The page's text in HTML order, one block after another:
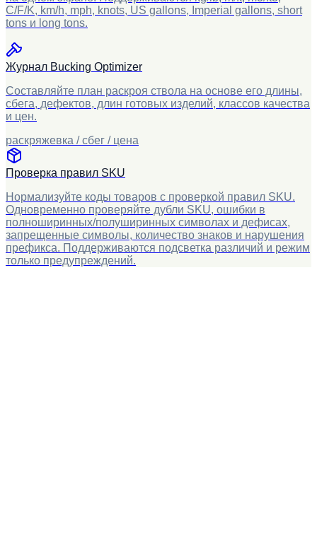
C/F/K, km/h, mph, knots, US gallons, Imperial gallons, short
tons и long tons.
Журнал Bucking Optimizer
Составляйте план раскроя ствола на основе его длины,
сбега, дефектов, длин готовых изделий, классов качества
и цен.
раскряжевка / сбег / цена
Проверка правил SKU
Нормализуйте коды товаров с проверкой правил SKU.
Одновременно проверяйте дубли SKU, ошибки в
полноширинных/полуширинных символах и дефисах,
запрещенные символы, количество знаков и нарушения
префикса. Поддерживаются подсветка различий и режим
только предупреждений.